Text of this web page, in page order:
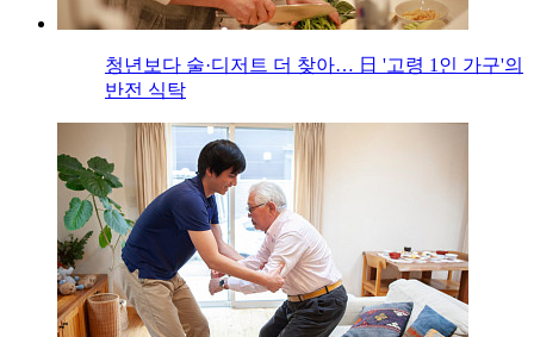
청년보다 술·디저트 더 찾아… 日 '고령 1인 가구'의
반전 식탁